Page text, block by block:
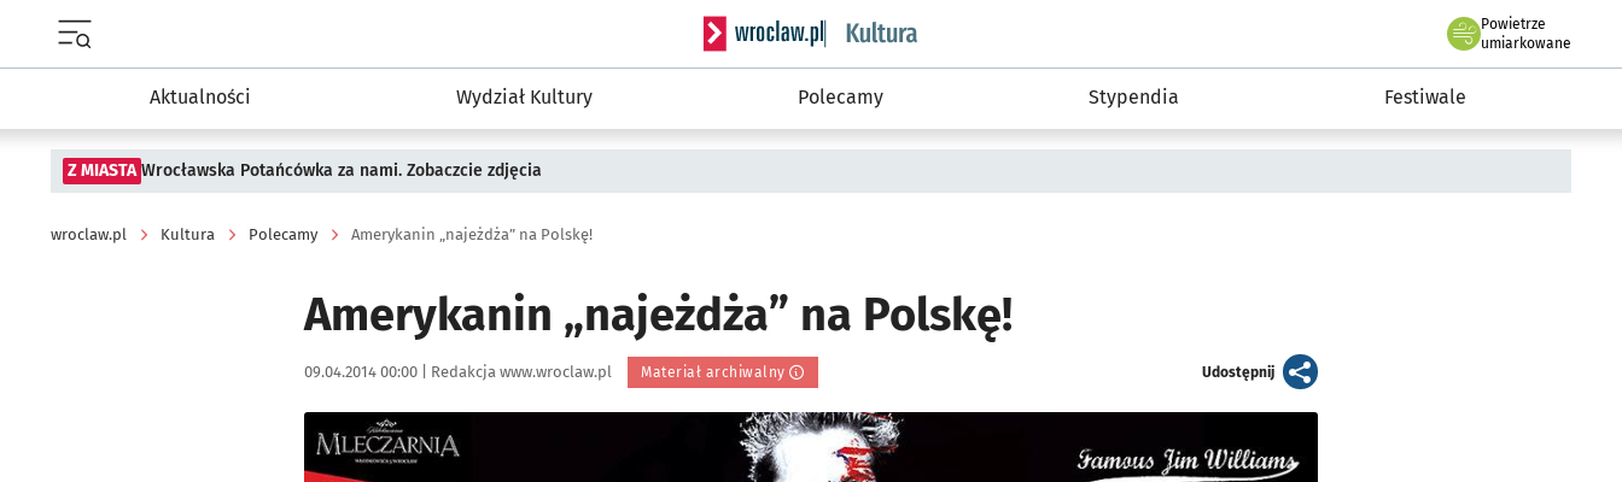
Serwis informacyjny wroclaw.pl podserwis: Kultura
Powietrze
we Wrocławiu
umiarkowane
Aktualności Wydział Kultury Polecamy Stypendia Festiwale
Z MIASTA Wrocławska Potańcówka za nami. Zobaczcie zdjęcia
wroclaw.pl Kultura Polecamy Amerykanin „najeżdża” na Polskę!
Amerykanin „najeżdża” na Polskę!
Data publikacji:
09.04.2014 00:00 | Autor:
Redakcja www.wroclaw.pl Materiał archiwalny Udostępnijartykuł
Kliknij, aby powiększyć